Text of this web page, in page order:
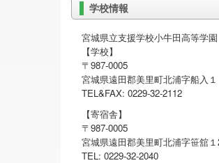
学校情報
宮城県立支援学校小牛田高等学園
【学校】
〒987-0005
宮城県遠田郡美里町北浦字船入１
TEL&FAX: 0229-32-2112
【寄宿舎】
〒987-0005
宮城県遠田郡美里町北浦字笹舘
TEL: 0229-32-2040